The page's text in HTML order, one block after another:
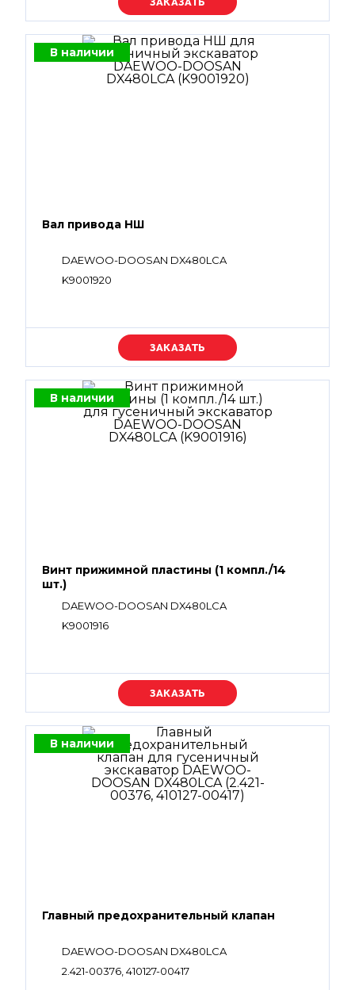
В наличии
Вал привода НШ
DAEWOO-DOOSAN DX480LCA
K9001920
Уточняйте цену
В наличии
Винт прижимной пластины (1 компл./14
шт.)
DAEWOO-DOOSAN DX480LCA
K9001916
Уточняйте цену
В наличии
Главный предохранительный клапан
DAEWOO-DOOSAN DX480LCA
2.421-00376, 410127-00417